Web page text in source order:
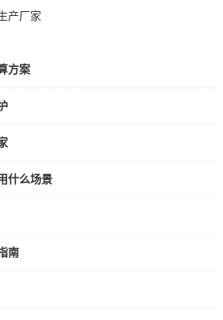
产厂家
方案
什么场景
南